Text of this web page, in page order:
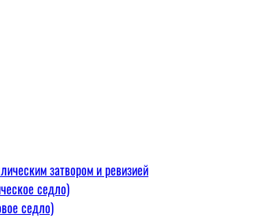
затвором и ревизией
седло)
седло)